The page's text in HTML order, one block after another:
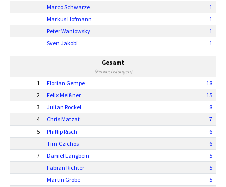
Marco Schwarze
1
Markus Hofmann
1
Peter Waniowsky
1
Sven Jakobi
1
Gesamt
(Einwechslungen)
1 Florian Gempe
18
2
Felix Meißner
15
3
Julian Rockel
8
4
Chris Matzat
7
5
Phillip Risch
6
Tim Czichos
6
7
Daniel Langbein
5
Fabian Richter
5
Martin Grobe
5